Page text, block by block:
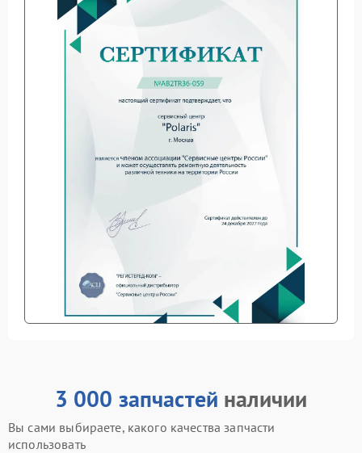
3 000 запчастей наличии
Вы сами выбираете, какого качества запчасти
использовать